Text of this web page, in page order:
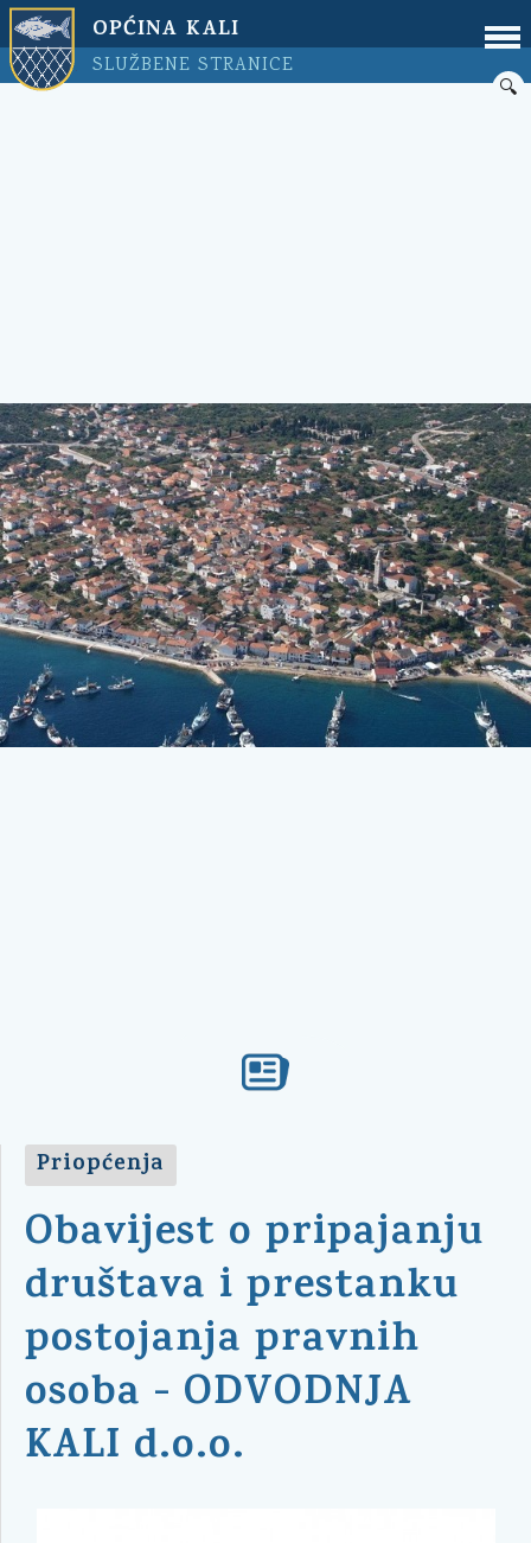
OPĆINA KALI
SLUŽBENE STRANICE
🔍
Priopćenja
Obavijest o pripajanju
društava i prestanku
postojanja pravnih
osoba - ODVODNJA
KALI d.o.o.